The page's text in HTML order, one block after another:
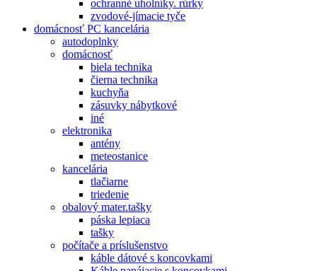
ochranné uholníky. rúrky
zvodové-jímacie tyče
domácnosť PC kancelária
autodoplnky
domácnosť
biela technika
čierna technika
kuchyňa
zásuvky nábytkové
iné
elektronika
antény
meteostanice
kancelária
tlačiarne
triedenie
obalový mater.tašky
páska lepiaca
tašky
počítače a príslušenstvo
káble dátové s koncovkami